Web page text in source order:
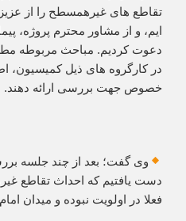
تقاطع های غیرهمسطح را از
ایم، و از مشاور محترم پروژه،
دعوت کردیم. مباحث مربوطه
در کارگروه های ذیل کمیسیون،
خصوص جهت بررسی ارائه دهند.
وی گفت؛ بعد از چند جلسه
دست یافتیم که احداث تقاطع
فعلا در اولویت نبوده و میدان